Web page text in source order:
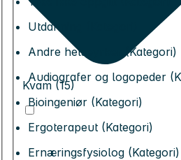
Utdanning (Kategori)
Andre helseyrker (Kategori)
Audiografer og logopeder
Bioingeniør (Kategori)
Ergoterapeut (Kategori)
Ernæringsfysiolog (Kategori)
Kvam (15)